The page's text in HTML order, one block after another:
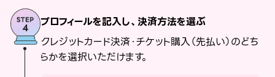
プロフィールを記入し、決済方法を選ぶ
クレジットカード決済・チケット購入（先払い）のどち
らかを選択いただけます。